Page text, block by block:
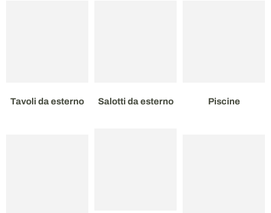
Tavoli da esterno Salotti da esterno Piscine